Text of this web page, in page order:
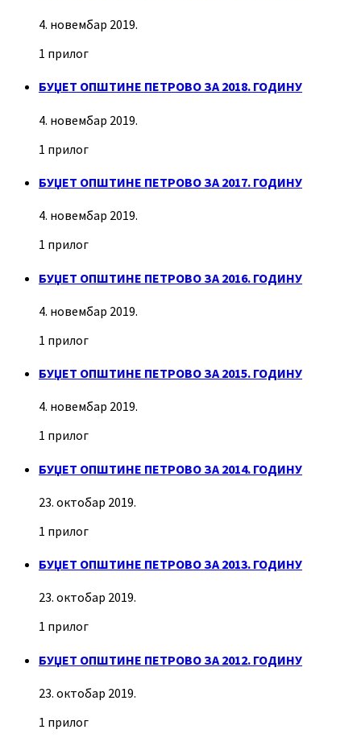
4. новембар 2019.
1 прилог
БУЏЕТ ОПШТИНЕ ПЕТРОВО ЗА 2018. ГОДИНУ
4. новембар 2019.
1 прилог
БУЏЕТ ОПШТИНЕ ПЕТРОВО ЗА 2017. ГОДИНУ
4. новембар 2019.
1 прилог
БУЏЕТ ОПШТИНЕ ПЕТРОВО ЗА 2016. ГОДИНУ
4. новембар 2019.
1 прилог
БУЏЕТ ОПШТИНЕ ПЕТРОВО ЗА 2015. ГОДИНУ
4. новембар 2019.
1 прилог
БУЏЕТ ОПШТИНЕ ПЕТРОВО ЗА 2014. ГОДИНУ
23. октобар 2019.
1 прилог
БУЏЕТ ОПШТИНЕ ПЕТРОВО ЗА 2013. ГОДИНУ
23. октобар 2019.
1 прилог
БУЏЕТ ОПШТИНЕ ПЕТРОВО ЗА 2012. ГОДИНУ
23. октобар 2019.
1 прилог